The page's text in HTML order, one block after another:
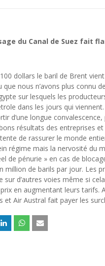
Cinéma :
Jeux
Chine :
Unknown
Economie
Unknown-
Pays du
Unknown-
Neutralité
Unknown-
Rendez-
Unknown-
Course à
Unknown-
Marques
du Canal de Suez fait
dollars le baril de Brent
que nous n’avons plus connu
sur lesquels les
dans les jours qui
d’une longue
résultats des entreprises
de rassurer le monde
régime mais la nervosité du
de pénurie » en cas de
million de barils par jour. Les
d’autres voies même si
en augmentant leurs tarifs.
Air Austral fait payer les